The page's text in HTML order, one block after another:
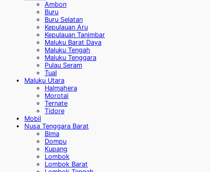
Ambon
Buru
Buru Selatan
Kepulauan Aru
Kepulauan Tanimbar
Maluku Barat Daya
Maluku Tengah
Maluku Tenggara
Pulau Seram
Tual
Maluku Utara
Halmahera
Morotai
Ternate
Tidore
Mobil
Nusa Tenggara Barat
Bima
Dompu
Kupang
Lombok
Lombok Barat